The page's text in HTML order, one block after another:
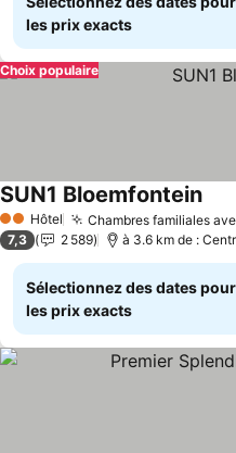
les prix exacts
Choix populaire
2 Étoiles
Hôtel Chambres familiales
SUN1 Bloemfontein
7,3 2 589 à 3.6 km de :
Sélectionnez des dates
les prix exacts